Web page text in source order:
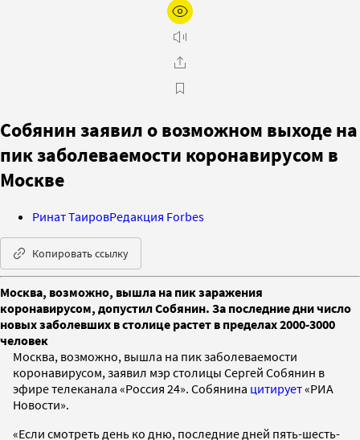
Собянин заявил о возможном выходе на
пик заболеваемости коронавирусом в
Москве
Ринат ТаировРедакция Forbes
Копировать ссылку
Москва, возможно, вышла на пик заражения
коронавирусом, допустил Собянин. За последние дни число
новых заболевших в столице растет в пределах 2000-3000
человек
Москва, возможно, вышла на пик заболеваемости
коронавирусом, заявил мэр столицы Сергей Собянин в
эфире телеканала «Россия 24». Собянина цитирует«РИА
Новости».
«Если смотреть день ко дню, последние дней пять-шесть-